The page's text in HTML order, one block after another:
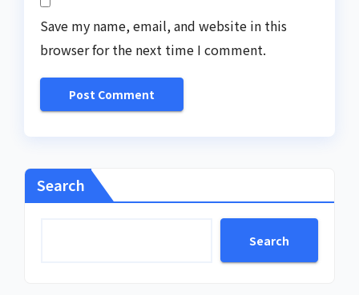
Save my name, email, and website in this
browser for the next time I comment.
Search
Search